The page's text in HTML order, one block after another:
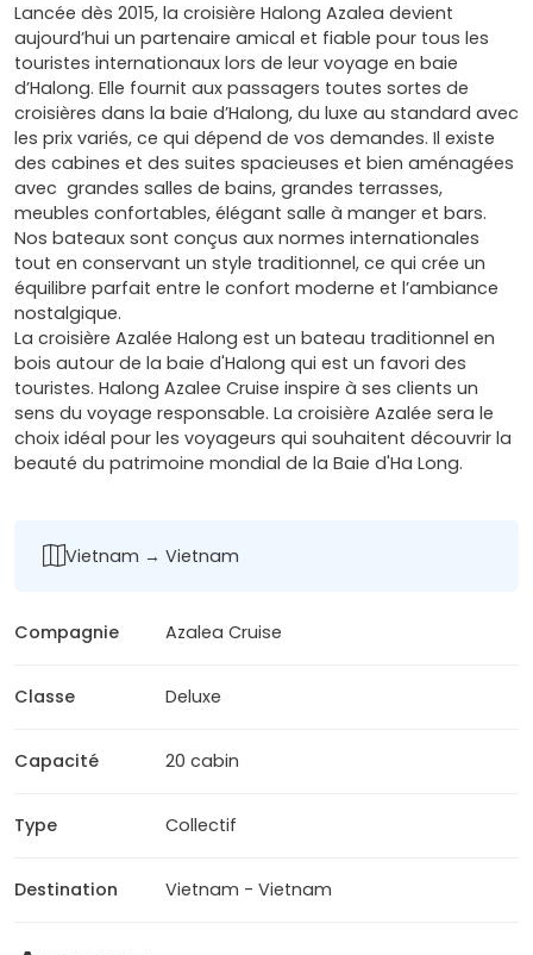
Lancée dès 2015, la croisière Halong Azalea devient
aujourd’hui un partenaire amical et fiable pour tous les
touristes internationaux lors de leur voyage en baie
d’Halong. Elle fournit aux passagers toutes sortes de
croisières dans la baie d’Halong, du luxe au standard avec
les prix variés, ce qui dépend de vos demandes. Il existe
des cabines et des suites spacieuses et bien aménagées
avec grandes salles de bains, grandes terrasses,
meubles confortables, élégant salle à manger et bars.
Nos bateaux sont conçus aux normes internationales
tout en conservant un style traditionnel, ce qui crée un
équilibre parfait entre le confort moderne et l’ambiance
nostalgique.
La croisière Azalée Halong est un bateau traditionnel en
bois autour de la baie d'Halong qui est un favori des
touristes. Halong Azalee Cruise inspire à ses clients un
sens du voyage responsable. La croisière Azalée sera le
choix idéal pour les voyageurs qui souhaitent découvrir la
beauté du patrimoine mondial de la Baie d'Ha Long.
Vietnam → Vietnam
Compagnie Azalea Cruise
Classe Deluxe
Capacité 20 cabin
Type Collectif
Destination Vietnam - Vietnam